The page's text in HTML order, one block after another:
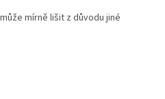
mírně lišit z důvodu jiné